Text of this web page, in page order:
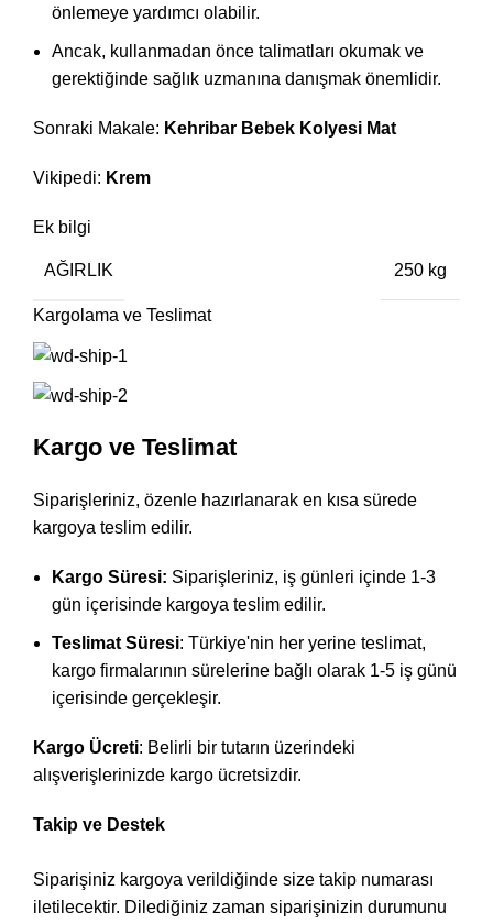
önlemeye yardımcı olabilir.
Ancak, kullanmadan önce talimatları okumak ve
gerektiğinde sağlık uzmanına danışmak önemlidir.
Sonraki Makale: Kehribar Bebek Kolyesi Mat
Vikipedi: Krem
Ek bilgi
AĞIRLIK 250 kg
Kargolama ve Teslimat
Kargo ve Teslimat
Siparişleriniz, özenle hazırlanarak en kısa sürede
kargoya teslim edilir.
Kargo Süresi: Siparişleriniz, iş günleri içinde 1-3
gün içerisinde kargoya teslim edilir.
Teslimat Süresi: Türkiye'nin her yerine teslimat,
kargo firmalarının sürelerine bağlı olarak 1-5 iş günü
içerisinde gerçekleşir.
Kargo Ücreti: Belirli bir tutarın üzerindeki
alışverişlerinizde kargo ücretsizdir.
Takip ve Destek
Siparişiniz kargoya verildiğinde size takip numarası
iletilecektir. Dilediğiniz zaman siparişinizin durumunu